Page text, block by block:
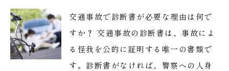
交通事故で診断書が必要な理由は何で
すか？ 交通事故の診断書は、事故によ
る怪我を公的に証明する唯一の書類で
す。診断書がなければ、警察への人身